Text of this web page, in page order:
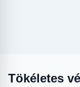
Tökéletes